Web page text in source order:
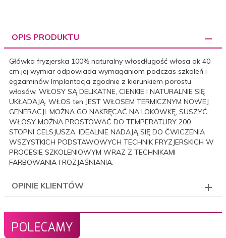
OPIS PRODUKTU
Główka fryzjerska 100% naturalny włosdługość włosa ok 40
cm jej wymiar odpowiada wymaganiom podczas szkoleń i
egzaminów Implantacja zgodnie z kierunkiem porostu
włosów. WŁOSY SĄ DELIKATNE, CIENKIE I NATURALNIE SIĘ
UKŁADAJĄ. WŁOS ten JEST WŁOSEM TERMICZNYM NOWEJ
GENERACJI. MOŻNA GO NAKRĘCAĆ NA LOKÓWKĘ, SUSZYĆ.
WŁOSY MOŻNA PROSTOWAĆ DO TEMPERATURY 200
STOPNI CELSJUSZA. IDEALNIE NADAJĄ SIĘ DO ĆWICZENIA
WSZYSTKICH PODSTAWOWYCH TECHNIK FRYZJERSKICH W
PROCESIE SZKOLENIOWYM WRAZ Z TECHNIKAMI
FARBOWANIA I ROZJAŚNIANIA.
OPINIE KLIENTÓW
POLECAMY